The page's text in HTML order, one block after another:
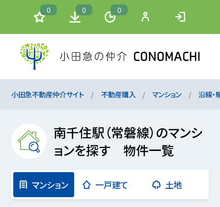
0 0 0
小田急不動産仲介サイト 不動産購入 マンション 沿線・
南千住駅（常磐線）のマンシ
ョンを探す 物件一覧
マンション 一戸建て 土地